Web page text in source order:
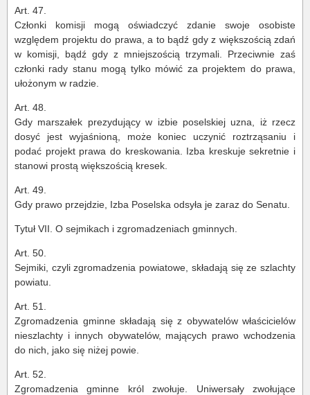
Art. 47.
Członki komisji mogą oświadczyć zdanie swoje osobiste
względem projektu do prawa, a to bądź gdy z większością zdań
w komisji, bądź gdy z mniejszością trzymali. Przeciwnie zaś
członki rady stanu mogą tylko mówić za projektem do prawa,
ułożonym w radzie.
Art. 48.
Gdy marszałek prezydujący w izbie poselskiej uzna, iż rzecz
dosyć jest wyjaśnioną, może koniec uczynić roztrząsaniu i
podać projekt prawa do kreskowania. Izba kreskuje sekretnie i
stanowi prostą większością kresek.
Art. 49.
Gdy prawo przejdzie, Izba Poselska odsyła je zaraz do Senatu.
Tytuł VII. O sejmikach i zgromadzeniach gminnych.
Art. 50.
Sejmiki, czyli zgromadzenia powiatowe, składają się ze szlachty
powiatu.
Art. 51.
Zgromadzenia gminne składają się z obywatelów właścicielów
nieszlachty i innych obywatelów, mających prawo wchodzenia
do nich, jako się niżej powie.
Art. 52.
Zgromadzenia gminne król zwołuje. Uniwersały zwołujące